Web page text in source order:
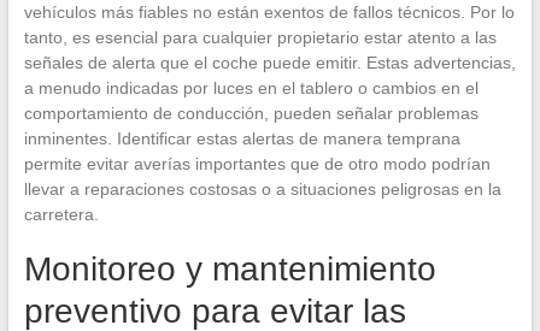
vehículos más fiables no están exentos de fallos técnicos. Por lo
tanto, es esencial para cualquier propietario estar atento a las
señales de alerta que el coche puede emitir. Estas advertencias,
a menudo indicadas por luces en el tablero o cambios en el
comportamiento de conducción, pueden señalar problemas
inminentes. Identificar estas alertas de manera temprana
permite evitar averías importantes que de otro modo podrían
llevar a reparaciones costosas o a situaciones peligrosas en la
carretera.
Monitoreo y mantenimiento
preventivo para evitar las